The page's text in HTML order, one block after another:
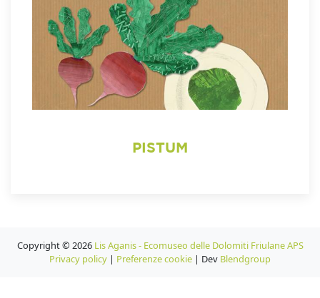
PISTUM
Copyright © 2026 Lis Aganis - Ecomuseo delle Dolomiti Friulane APS
Privacy policy | Preferenze cookie | Dev Blendgroup